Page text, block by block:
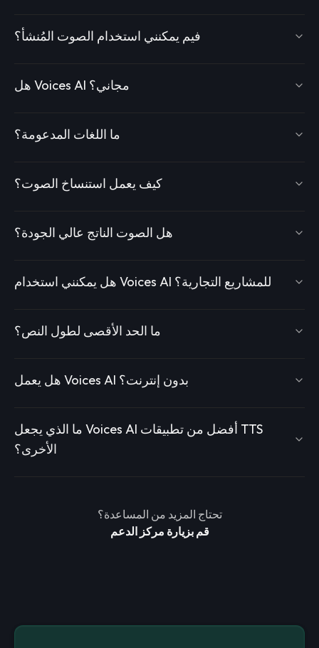
فيم يمكنني استخدام الصوت المُنشأ؟
هل Voices AI مجاني؟
ما اللغات المدعومة؟
كيف يعمل استنساخ الصوت؟
هل الصوت الناتج عالي الجودة؟
هل يمكنني استخدام Voices AI للمشاريع التجارية؟
ما الحد الأقصى لطول النص؟
هل يعمل Voices AI بدون إنترنت؟
ما الذي يجعل Voices AI أفضل من تطبيقات TTS
الأخرى؟
تحتاج المزيد من المساعدة؟
قم بزيارة مركز الدعم